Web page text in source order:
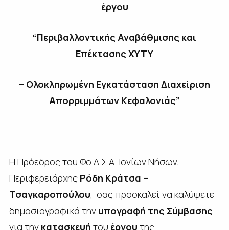
έργου
“Περιβαλλοντικής Αναβάθμισης και
Επέκτασης ΧΥΤΥ
– Ολοκληρωμένη Εγκατάσταση Διαχείριση
Απορριμμάτων Κεφαλονιάς”
Η Πρόεδρος του Φο.Δ.Σ.Α. Ιονίων Νήσων,
Περιφερειάρχης Ρόδη Κράτσα –
Τσαγκαροπούλου, σας προσκαλεί να καλύψετε
δημοσιογραφικά την υπογραφή της Σύμβασης
για την κατασκευή του έργου της